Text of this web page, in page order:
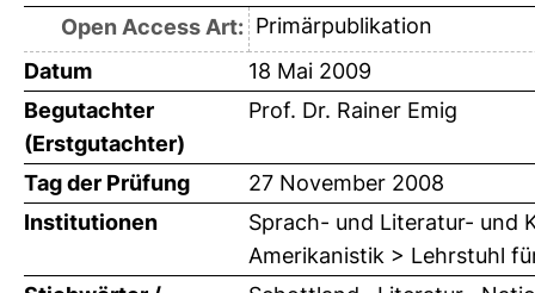
Open Access Art: Primärpublikation
Datum
18 Mai 2009
Begutachter
(Erstgutachter)
Prof. Dr. Rainer Emig
Tag der Prüfung
27 November 2008
Institutionen
Sprach- und Literatur- und
Amerikanistik > Lehrstuhl